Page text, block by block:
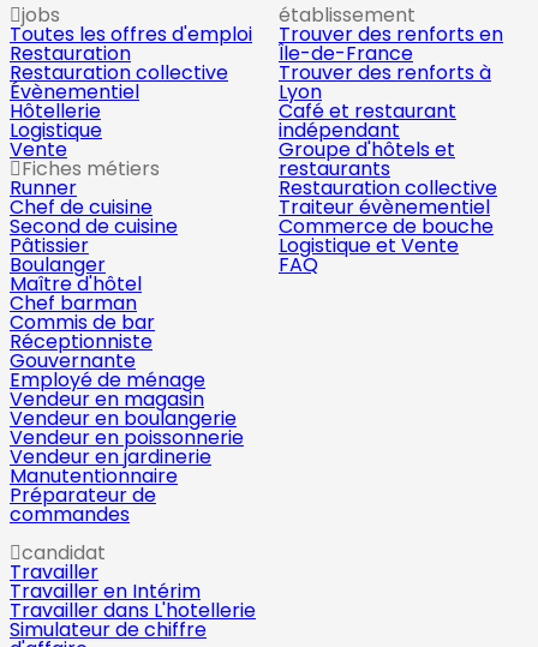
jobs
Toutes les offres d'emploi
Restauration
Restauration collective
Évènementiel
Hôtellerie
Logistique
Vente
Fiches métiers
Runner
Chef de cuisine
Second de cuisine
Pâtissier
Boulanger
Maître d'hôtel
Chef barman
Commis de bar
Réceptionniste
Gouvernante
Employé de ménage
Vendeur en magasin
Vendeur en boulangerie
Vendeur en poissonnerie
Vendeur en jardinerie
Manutentionnaire
Préparateur de
commandes
établissement
Trouver des renforts en
Île-de-France
Trouver des renforts à
Lyon
Café et restaurant
indépendant
Groupe d'hôtels et
restaurants
Restauration collective
Traiteur évènementiel
Commerce de bouche
Logistique et Vente
FAQ
candidat
Travailler
Travailler en Intérim
Travailler dans L'hotellerie
Simulateur de chiffre